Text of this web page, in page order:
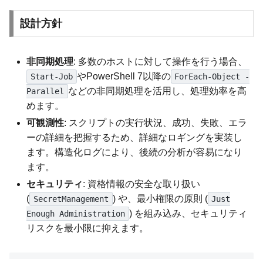
設計方針
非同期処理: 多数のホストに対して操作を行う場合、
Start-Job やPowerShell 7以降の ForEach-Object -
Parallel
などの非同期処理を活用し、処理効率を高
めます。
可観測性: スクリプトの実行状況、成功、失敗、エラ
ーの詳細を把握するため、詳細なロギングを実装し
ます。構造化ログにより、後続の分析が容易になり
ます。
セキュリティ: 資格情報の安全な取り扱い
( SecretManagement ) や、最小権限の原則 ( Just
Enough Administration ) を組み込み、セキュリティ
リスクを最小限に抑えます。